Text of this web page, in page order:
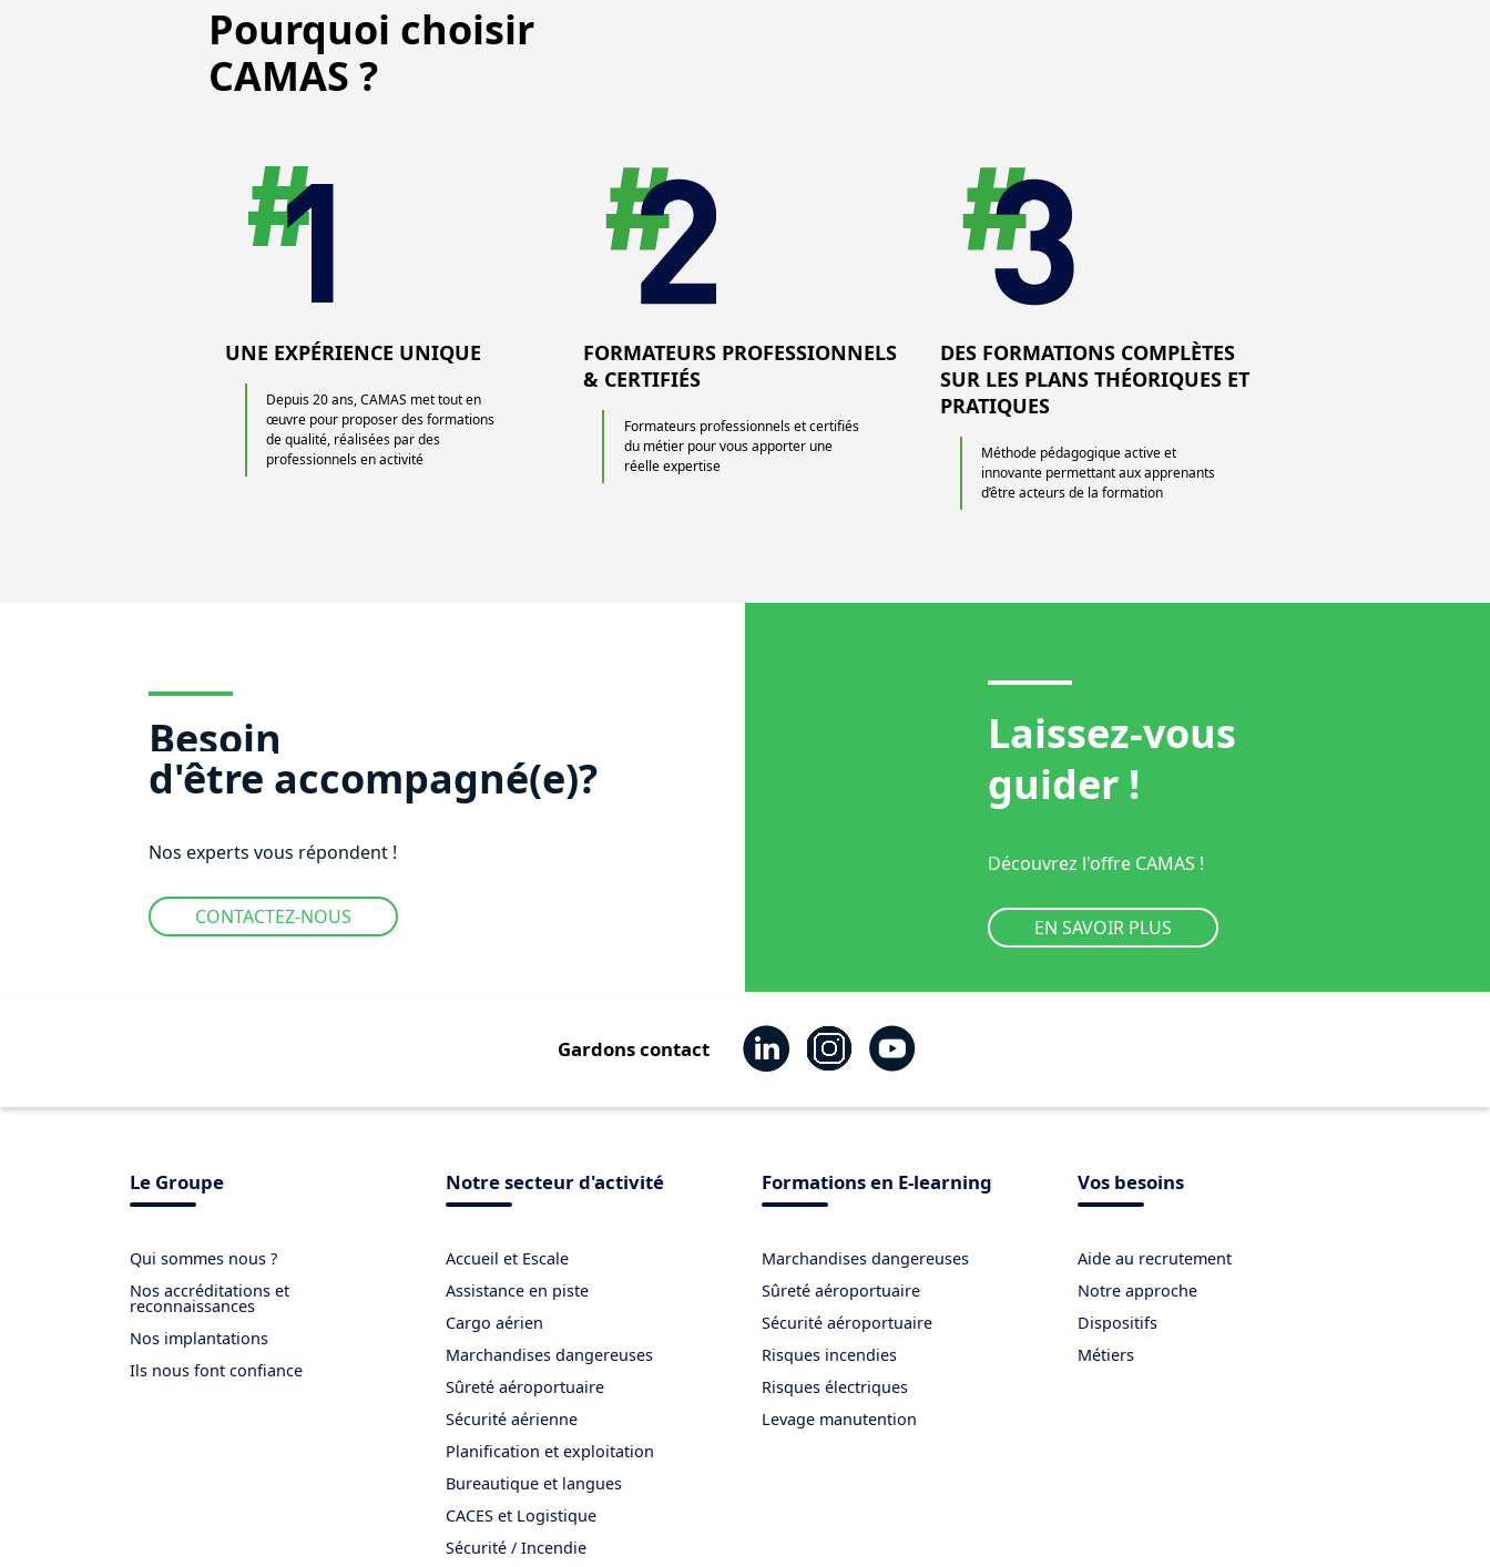
Pourquoi choisir
CAMAS ?
UNE EXPÉRIENCE UNIQUE
Depuis 20 ans, CAMAS met tout en
œuvre pour proposer des formations
de qualité, réalisées par des
professionnels en activité
FORMATEURS PROFESSIONNELS
& CERTIFIÉS
Formateurs professionnels et certifiés
du métier pour vous apporter une
réelle expertise
DES FORMATIONS COMPLÈTES
SUR LES PLANS THÉORIQUES ET
PRATIQUES
Méthode pédagogique active et
innovante permettant aux apprenants
d’être acteurs de la formation
Besoin
d'être accompagné(e)?
Nos experts vous répondent !
CONTACTEZ-NOUS
Laissez-vous
guider !
Découvrez l'offre CAMAS !
EN SAVOIR PLUS
Gardons contact
Le Groupe
Qui sommes nous ?
Nos accréditations et
reconnaissances
Nos implantations
Ils nous font confiance
Notre secteur d'activité
Accueil et Escale
Assistance en piste
Cargo aérien
Marchandises dangereuses
Sûreté aéroportuaire
Sécurité aérienne
Planification et exploitation
Bureautique et langues
CACES et Logistique
Sécurité / Incendie
Formations en E-learning
Marchandises dangereuses
Sûreté aéroportuaire
Sécurité aéroportuaire
Risques incendies
Risques électriques
Levage manutention
Vos besoins
Aide au recrutement
Notre approche
Dispositifs
Métiers